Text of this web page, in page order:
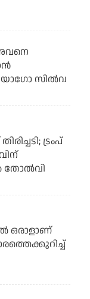
സില്‍വ
ട്രംപ്
തോല്‍വി
ഒരാളാണ്